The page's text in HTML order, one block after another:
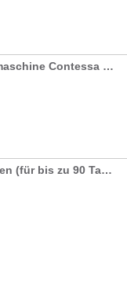
Gastronomie Kaffeemaschine Contessa 1000 inkl. Glaskanne
Kaffeemaschine mieten (für bis zu 90 Tassen)